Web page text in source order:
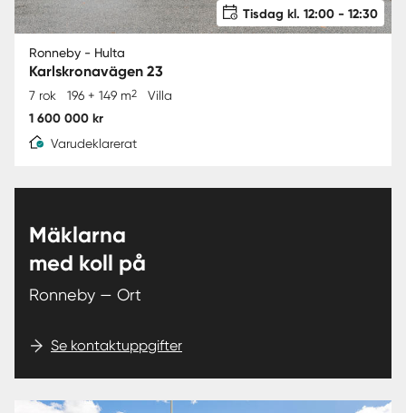
Tisdag kl. 12:00 - 12:30
Ronneby - Hulta
Karlskronavägen 23
7 rok 196 + 149 m2 Villa
1 600 000 kr
Varudeklarerat
Mäklarna
med koll på
Ronneby — Ort
Se kontaktuppgifter